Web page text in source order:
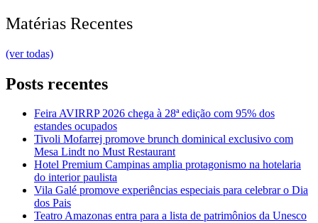
Matérias Recentes
(ver todas)
Posts recentes
Feira AVIRRP 2026 chega à 28ª edição com 95% dos
estandes ocupados
Tivoli Mofarrej promove brunch dominical exclusivo com
Mesa Lindt no Must Restaurant
Hotel Premium Campinas amplia protagonismo na hotelaria
do interior paulista
Vila Galé promove experiências especiais para celebrar o Dia
dos Pais
Teatro Amazonas entra para a lista de patrimônios da Unesco